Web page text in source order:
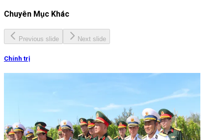
Chuyên Mục Khác
Previous slide Next slide
Chính trị